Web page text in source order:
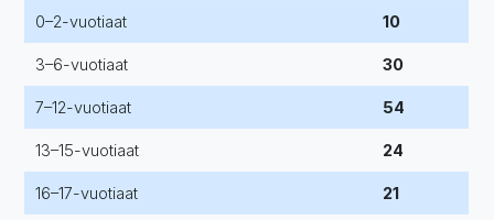
0–2-vuotiaat 10
3–6-vuotiaat 30
7–12-vuotiaat 54
13–15-vuotiaat 24
16–17-vuotiaat 21